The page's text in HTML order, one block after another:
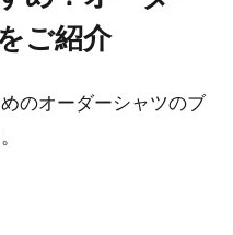
ご紹介
のオーダーシャツのブ